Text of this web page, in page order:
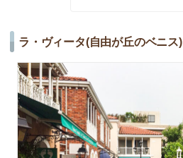
ラ・ヴィータ(自由が丘のベニス)